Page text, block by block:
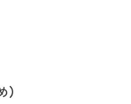
)